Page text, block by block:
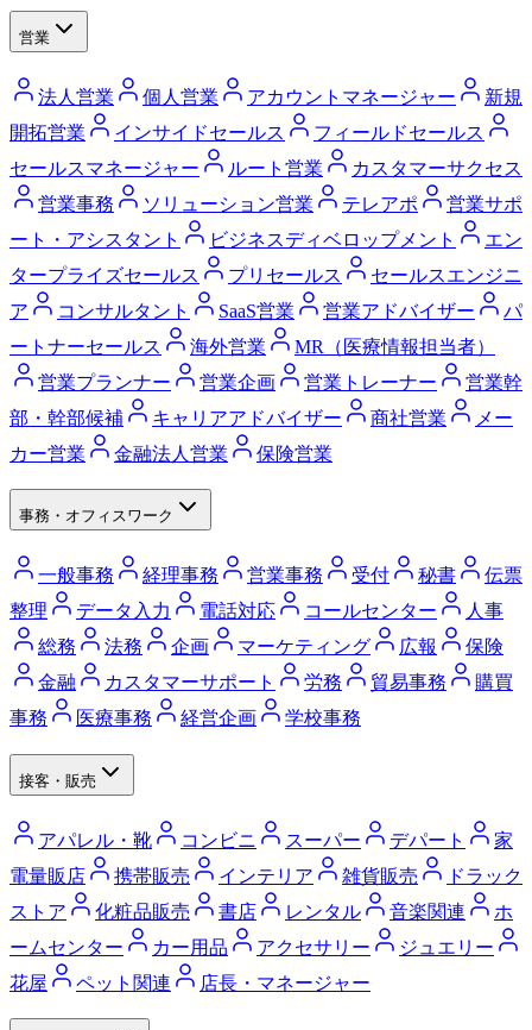
営業
法人営業 個人営業 アカウントマネージャー
新規
開拓営業
インサイドセールス
フィールドセールス
セールスマネージャー
ルート営業
カスタマーサクセス
営業事務
ソリューション営業 テレアポ
営業サポ
ート・アシスタント
ビジネスディベロップメント
エン
タープライズセールス
プリセールス
セールスエンジニ
ア
コンサルタント SaaS営業 営業アドバイザー
パ
ートナーセールス
海外営業
MR（医療情報担当者）
営業プランナー
営業企画 営業トレーナー
営業幹
部・幹部候補
キャリアアドバイザー 商社営業
メー
カー営業
金融法人営業 保険営業
事務・オフィスワーク
一般事務 経理事務 営業事務 受付 秘書
伝票
整理
データ入力 電話対応 コールセンター
人事
総務
法務 企画 マーケティング 広報
保険
金融
カスタマーサポート 労務 貿易事務
購買
事務
医療事務 経営企画 学校事務
接客・販売
アパレル・靴 コンビニ スーパー デパート
家
電量販店
携帯販売 インテリア 雑貨販売
ドラック
ストア
化粧品販売 書店 レンタル 音楽関連
ホ
ームセンター
カー用品 アクセサリー
ジュエリー
花屋
ペット関連 店長・マネージャー